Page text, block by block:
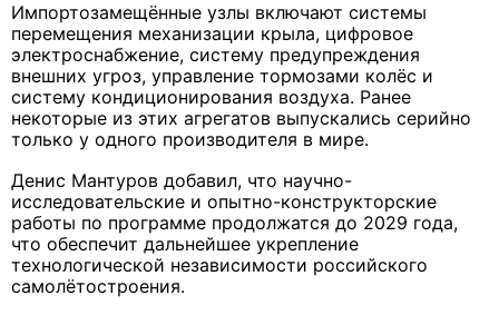
Импортозамещённые узлы включают системы
перемещения механизации крыла, цифровое
электроснабжение, систему предупреждения
внешних угроз, управление тормозами колёс и
систему кондиционирования воздуха. Ранее
некоторые из этих агрегатов выпускались серийно
только у одного производителя в мире.
Денис Мантуров добавил, что научно-
исследовательские и опытно-конструкторские
работы по программе продолжатся до 2029 года,
что обеспечит дальнейшее укрепление
технологической независимости российского
самолётостроения.